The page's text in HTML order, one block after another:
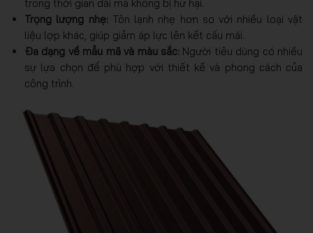
trong thời gian dài mà không bị hư hại.
Trọng lượng nhẹ: Tôn lạnh nhẹ hơn so với nhiều loại vật
liệu lợp khác, giúp giảm áp lực lên kết cấu mái.
Đa dạng về mẫu mã và màu sắc: Người tiêu dùng có nhiều
sự lựa chọn để phù hợp với thiết kế và phong cách của
công trình.